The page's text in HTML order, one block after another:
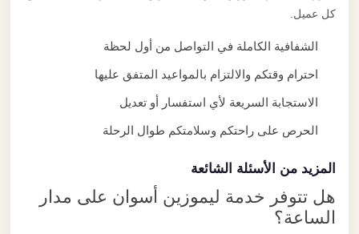
كل عميل.
الشفافية الكاملة في التواصل من أول لحظة
احترام وقتكم والالتزام بالمواعيد المتفق عليها
الاستجابة السريعة لأي استفسار أو تعديل
الحرص على راحتكم وسلامتكم طوال الرحلة
المزيد من الأسئلة الشائعة
هل تتوفر خدمة ليموزين أسوان على مدار
الساعة؟